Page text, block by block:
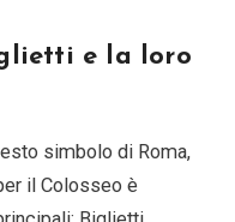
e la loro
simbolo di Roma,
il Colosseo è